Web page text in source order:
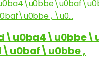
,